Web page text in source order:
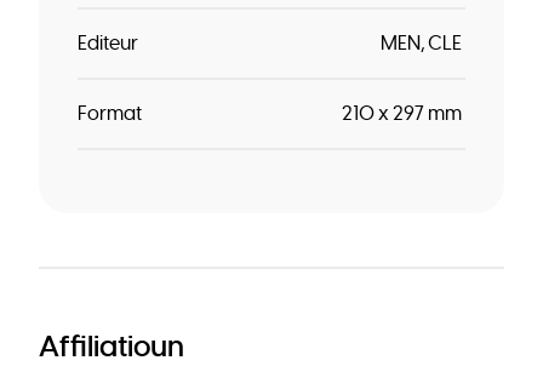
Editeur MEN CLE
Format 210 x 297 mm
Affiliatioun